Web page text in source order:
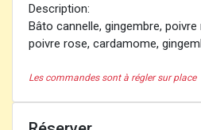
Description:
Bâto cannelle, gingembre,
poivre rose, cardamome,
Les commandes sont à régler sur place